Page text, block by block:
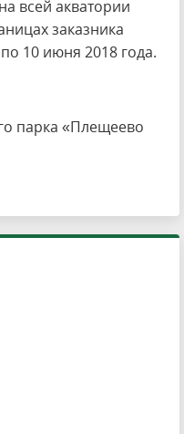
всей акватории
заказника
10 июня 2018 года.
парка «Плещеево